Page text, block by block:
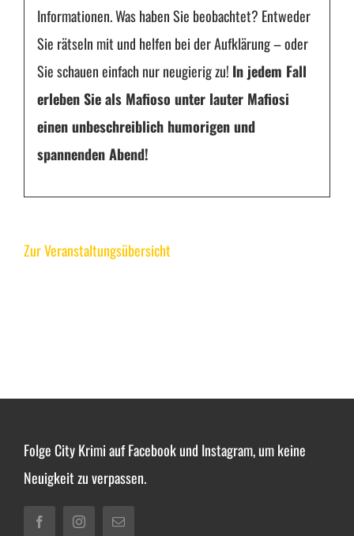
Informationen. Was haben Sie beobachtet? Entweder
Sie rätseln mit und helfen bei der Aufklärung – oder
Sie schauen einfach nur neugierig zu! In jedem Fall
erleben Sie als Mafioso unter lauter Mafiosi
einen unbeschreiblich humorigen und
spannenden Abend!
Zur Veranstaltungsübersicht
Folge City Krimi auf Facebook und Instagram, um keine
Neuigkeit zu verpassen.